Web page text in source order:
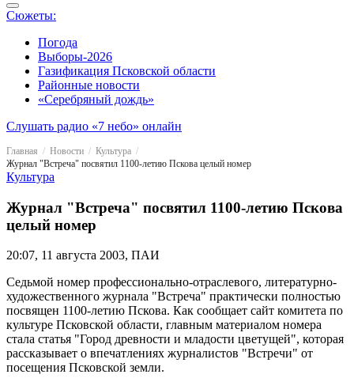
Сюжеты:
Погода
Выборы-2026
Газификация Псковской области
Районные новости
«Серебряный дождь»
Слушать радио «7 небо» онлайн
Главная Новости
Культура
Журнал "Встреча" посвятил 1100-летию Пскова целый номер
Культура
Журнал "Встреча" посвятил 1100-летию Пскова
целый номер
20:07, 11 августа 2003, ПАИ
Седьмой номер профессионально-отраслевого, литературно-
художественного журнала "Встреча" практически полностью
посвящен 1100-летию Пскова. Как сообщает сайт комитета по
культуре Псковской области, главным материалом номера
стала статья "Город древности и младости цветущей", которая
рассказывает о впечатлениях журналистов "Встречи" от
посещения Псковской земли.